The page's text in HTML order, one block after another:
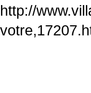
http://